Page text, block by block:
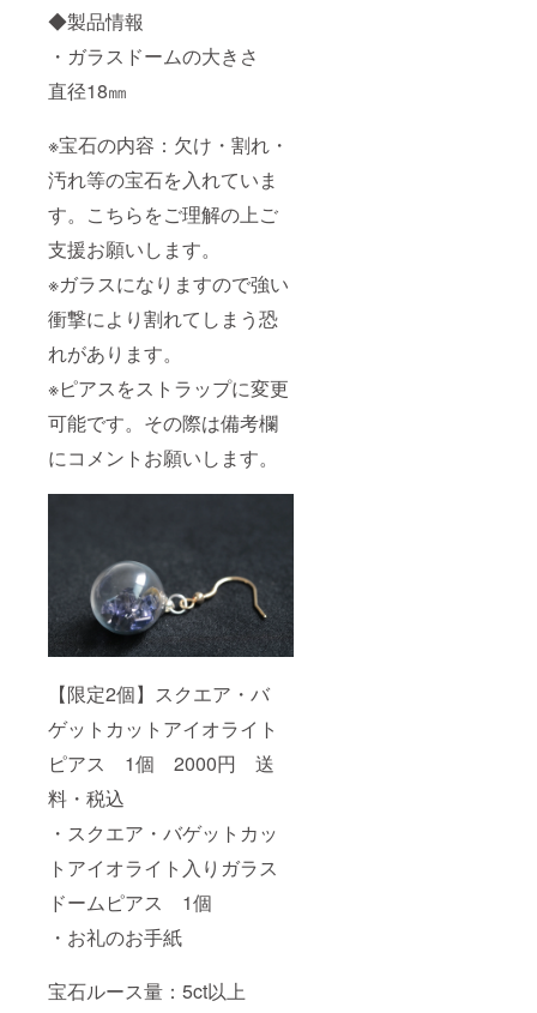
◆製品情報
・ガラスドームの大きさ
直径18㎜
※宝石の内容：欠け・割れ・
汚れ等の宝石を入れていま
す。こちらをご理解の上ご
支援お願いします。
※ガラスになりますので強い
衝撃により割れてしまう恐
れがあります。
※ピアスをストラップに変更
可能です。その際は備考欄
にコメントお願いします。
【限定2個】スクエア・バ
ゲットカットアイオライト
ピアス 1個 2000円 送
料・税込
・スクエア・バゲットカッ
トアイオライト入りガラス
ドームピアス 1個
・お礼のお手紙
宝石ルース量：5ct以上